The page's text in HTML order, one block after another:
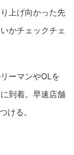
上げ向かった先
かチェックチェ
ーマンやOLを
到着。早速店舗
ける。